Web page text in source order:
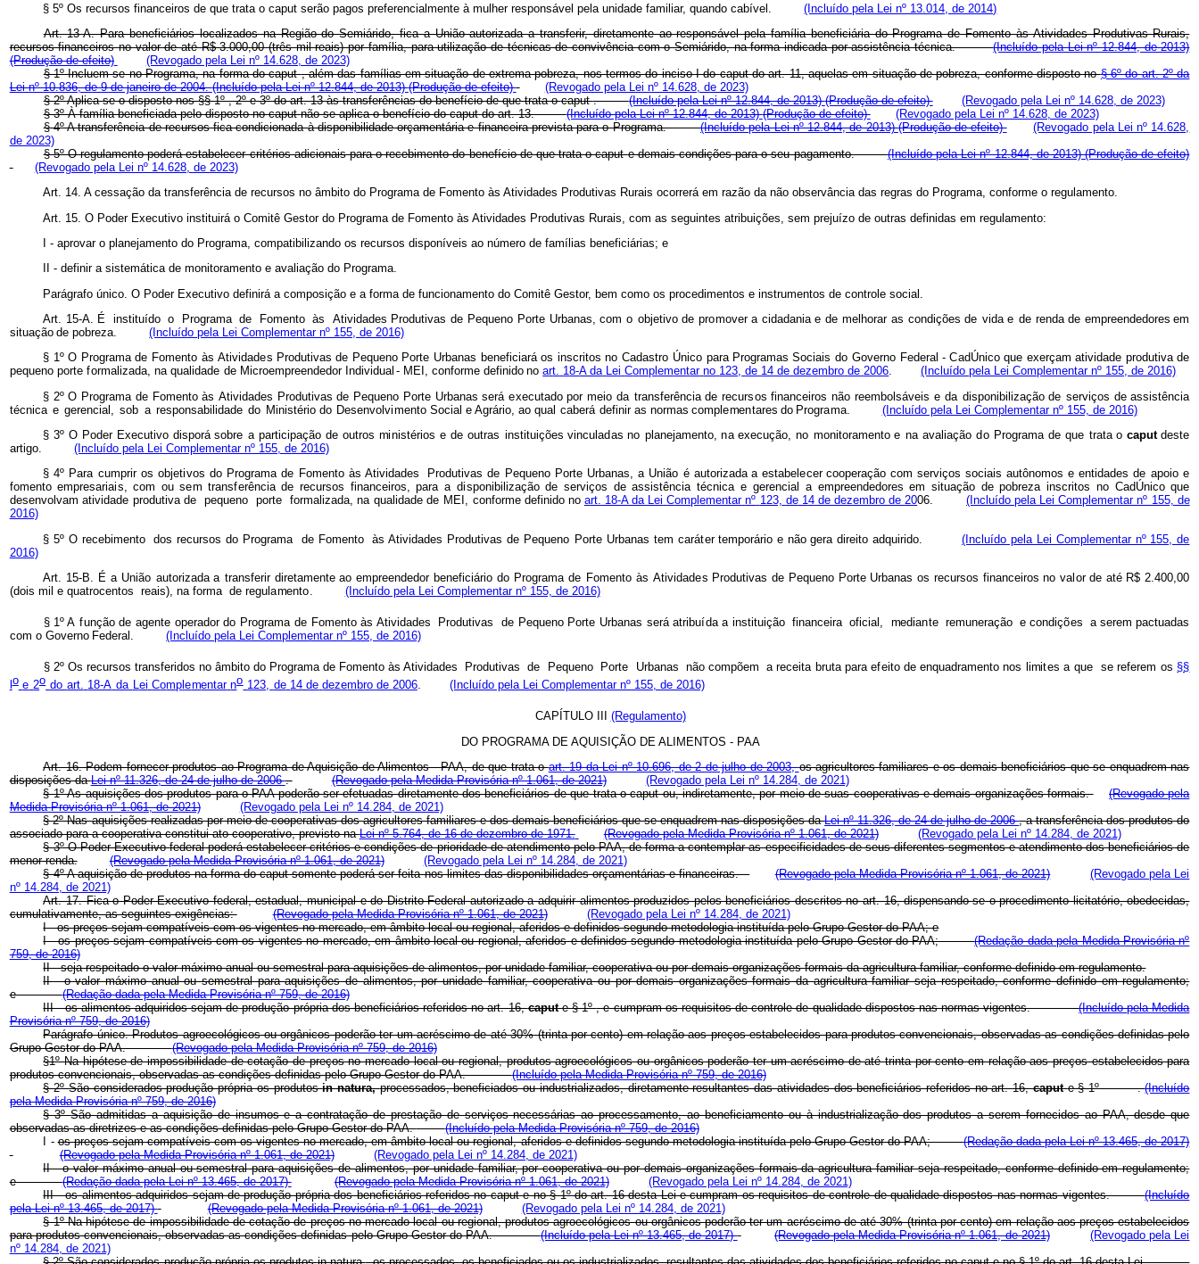
§ 5º Os recursos financeiros de que trata ocaputserão pagos preferencialmente à mulher responsável pela unidade familiar, quando cabível.(Incluído pela Lei nº 13.014, de 2014)
Art. 13-A. Para beneficiários localizados na Região do Semiárido, fica a União autorizada a transferir, diretamente ao responsável pela família beneficiária do Programa de Fomento às Atividades Produtivas Rurais,
recursos financeiros no valor de até R$ 3.000,00 (três mil reais) por família, para utilização de técnicas de convivência com o Semiárido, na forma indicada por assistência técnica.(Incluído pela Lei nº 12.844, de 2013)
(Produção de efeito)
(Revogado pela Lei nº 14.628, de 2023)
§ 1º Incluem-se no Programa, na forma docaput, além das famílias em situação de extrema pobreza, nos termos do inciso I docaputdo art. 11, aquelas em situação de pobreza, conforme disposto no§ 6º do art. 2º da
Lei nº 10.836, de 9 de janeiro de 2004.(Incluído pela Lei nº 12.844, de 2013)(Produção de efeito)
(Revogado pela Lei nº 14.628, de 2023)
§ 2º Aplica-se o disposto nos §§ 1º , 2º e 3º do art. 13 às transferências do benefício de que trata ocaput.(Incluído pela Lei nº 12.844, de 2013)(Produção de efeito)
(Revogado pela Lei nº 14.628, de 2023)
§ 3º À família beneficiada pelo disposto nocaputnão se aplica o benefício docaputdo art. 13.(Incluído pela Lei nº 12.844, de 2013)(Produção de efeito)
(Revogado pela Lei nº 14.628, de 2023)
§ 4º A transferência de recursos fica condicionada à disponibilidade orçamentária e financeira prevista para o Programa.(Incluído pela Lei nº 12.844, de 2013)(Produção de efeito)
(Revogado pela Lei nº 14.628,
de 2023)
§ 5º O regulamento poderá estabelecer critérios adicionais para o recebimento do benefício de que trata ocapute demais condições para o seu pagamento.(Incluído pela Lei nº 12.844, de 2013)(Produção de efeito)
(Revogado pela Lei nº 14.628, de 2023)
Art. 14. A cessação da transferência de recursos no âmbito do Programa de Fomento às Atividades Produtivas Rurais ocorrerá em razão da não observância das regras do Programa, conforme o regulamento.
Art. 15. O Poder Executivo instituirá o Comitê Gestor do Programa de Fomento às Atividades Produtivas Rurais, com as seguintes atribuições, sem prejuízo de outras definidas em regulamento:
I - aprovar o planejamento do Programa, compatibilizando os recursos disponíveis ao número de famílias beneficiárias; e
II - definir a sistemática de monitoramento e avaliação do Programa.
Parágrafo único. O Poder Executivo definirá a composição e a forma de funcionamento do Comitê Gestor, bem como os procedimentos e instrumentos de controle social.
Art. 15-A.
É instituído o Programa de Fomento às Atividades Produtivas de Pequeno Porte Urbanas, com o objetivo de promover a cidadania e de me horar as condições de vida e de renda de empreendedores em
situação de pobreza.
(Incluído pela Lei Complementar nº 155, de 2016)
§ 1º O Programa de Fomento às Atividades Produtivas de Pequeno Porte Urbanas beneficiará os inscritos no Cadastro Único para Programas Sociais do Governo Federal -CadÚnico que exerçam atividade produtiva de
pequeno porte formalizada, na qualidade de Microempreendedor Individual - MEI, conforme definido no art. 18-A da Lei Complementar no 123, de 14 de dezembro de 2006.
(Incluído pela Lei Complementar nº 155, de 2016)
§ 2ºO Programa de Fomento às Atividades Produtivas de Pequeno Porte Urbanas será executadopor meio da transferência de recursos financeiros não reembolsáveis e da disponibilização de serviços de assistência
técnica e gerencial, sob a responsabilidade do Ministério do Desenvolvimento Social e Agrário,ao qual caberá definir as normas complementares do Programa.
(Incluído pela Lei Complementar nº 155, de 2016)
§ 3º O Poder Executivo disporá sobre a participação de outros ministérios e de outras instituições vincu ladas no planejamento,na execução, no monitoramento e na avaliação do Programa de que trata o caput deste
artigo.
(Incluído pela Lei Complementar nº 155, de 2016)
§ 4º Para cumpriros objetivos do Programa de Fomento às Atividades Produtivas de Pequeno Porte Urbanas, a União é autorizada a estabelecer cooperação com serviços sociais autônomos e entidades de apoio e
fomento empresariais, com ou sem transferência de recursos financeiros, para a disponi bi ização de serviços de assistência técnica e gerencial a empreendedoresem situação de pobreza inscritos no CadÚnico que
desenvol vam atividade produtiva de pequeno porte formalizada, na qualidade de MEI, conforme definido no art. 18-Ada Lei Complementar nº 123, de14 de dezembro de 2006.
(Incluído pela Lei Complementar nº 155, de
2016)
§ 5ºO recebimento dos recursosdo Programa de Fomento às Atividades Produtivas de Pequeno Porte Urbanas tem caráter temporário e não gera direito adquirido.
(Incluído pela Lei Complementar nº 155, de
2016)
Art. 15-B.
É a União autorizada a transferir diretamente ao empreendedor beneficiário do Programa de Fomento às Atividades Produtivas de Pequeno Porte Urbanas os recursos financeiros no val or de até R$ 2.400,00
(dois mi e quatrocentos reais), na formade regulamento (Incluído pela Lei Complementar nº 155, de 2016)
§ 1º A função de agente operador do Programa de Fomento às Atividades Produtivas de Pequeno Porte Urbanas será atribuída a instituição financeira oficial, mediante remuneração e condições a serem pactuadas
com o Governo Federal.(Incluído pela Lei Complementar nº 155, de 2016)
§ 2º Os recursos transferidos no âm bito do Programa de Fomento às Atividades Produtivas de Pequeno Porte Urbanas não compõem a receita bruta para efeito de enquadramento nos limites a que se referem os §§
lo e 2o do art. 18-A da Lei Comp lementar no 123, de 14 de dezem bro de 2006. (Incluído pela Lei Complementar nº 155, de 2016)
CAPÍTULO III (Regulamento)
DO PROGRAMA DE AQUISIÇÃO DE ALIMENTOS - PAA
Art. 16. Podem fornecer produtos ao Programa de Aquisição de Alimentos - PAA, de que trata oart. 19 da Lei nº 10.696, de 2 de julho de 2003,os agricultores familiares e os demais beneficiários que se enquadrem nas
disposições daLei nº 11.326, de 24 de julho de 2006. (Revogado pela Medida Provisória nº 1.061, de 2021)
(Revogado pela Lei nº 14.284, de 2021)
§ 1º As aquisições dos produtos para o PAA poderão ser efetuadas diretamente dos beneficiários de que trata o caput ou, indiretamente, por meio de suas cooperativas e demais organizações formais.
(Revogado pela
Medida Provisória nº 1.061, de 2021)
(Revogado pela Lei nº 14.284, de 2021)
§ 2º Nas aquisições realizadas por meio de cooperativas dos agricultores familiares e dos demais beneficiários que se enquadrem nas disposições daLei nº 11.326, de 24 de julho de 2006,a transferência dos produtos do
associado para a cooperativa constitui ato cooperativo, previsto naLei nº 5.764, de 16 de dezembro de 1971. (Revogado pela Medida Provisória nº 1.061, de 2021)
(Revogado pela Lei nº 14.284, de 2021)
§ 3º O Poder Executivo federal poderá estabelecer critérios e condições de prioridade de atendimento pelo PAA, de forma a contemplar as especificidades de seus diferentes segmentos e atendimento dos beneficiários de
menor renda.
(Revogado pela Medida Provisória nº 1.061, de 2021)
(Revogado pela Lei nº 14.284, de 2021)
§ 4º A aquisição de produtos na forma do caput somente poderá ser feita nos limites das disponibilidades orçamentárias e financeiras.
(Revogado pela Medida Provisória nº 1.061, de 2021)
(Revogado pela Lei
nº 14.284, de 2021)
Art. 17. Fica o Poder Executivo federal, estadual, municipal e do Distrito Federal autorizado a adquirir alimentos produzidos pelos beneficiários descritos no art. 16, dispensando-se o procedimento licitatório, obedecidas,
cumulativamente, as seguintes exigências:
(Revogado pela Medida Provisória nº 1.061, de 2021)
(Revogado pela Lei nº 14.284, de 2021)
I - os preços sejam compatíveis com os vigentes no mercado, em âmbito local ou regional, aferidos e definidos segundo metodologia instituída pelo Grupo Gestor do PAA; e
I - os preços sejam compatíveis com os vigentes no mercado, em âmbito local ou regional, aferidos e definidos segundo metodologia instituída pelo Grupo Gestor do PAA;(Redação dada pela Medida Provisória nº
759, de 2016)
II - seja respeitado o valor máximo anual ou semestral para aquisições de alimentos, por unidade familiar, cooperativa ou por demais organizações formais da agricultura familiar, conforme definido em regulamento.
II - o valor máximo anual ou semestral para aquisições de alimentos, por unidade familiar, cooperativa ou por demais organizações formais da agricultura familiar seja respeitado, conforme definido em regulamento;
e(Redação dada pela Medida Provisória nº 759, de 2016)
III - os alimentos adquiridos sejam de produção própria dos beneficiários referidos no art. 16,capute § 1º, e cumpram os requisitos de controle de qualidade dispostos nas normas vigentes.(Incluído pela Medida
Provisória nº 759, de 2016)
Parágrafo único. Produtos agroecológicos ou orgânicos poderão ter um acréscimo de até 30% (trinta por cento) em relação aos preços estabelecidos para produtos convencionais, observadas as condições definidas pelo
Grupo Gestor do PAA.(Revogado pela Medida Provisória nº 759, de 2016)
§1ºNa hipótese de impossibilidade de cotação de preços no mercado local ou regional, produtos agroecológicos ou orgânicos poderão ter um acréscimo de até trinta por cento em relação aos preços estabelecidos para
produtos convencionais, observadas as condições definidas pelo Grupo Gestor do PAA.(Incluído pela Medida Provisória nº 759, de 2016)
§ 2ºSão considerados produção própria os produtosin natura,processados, beneficiados ou industrializados, diretamente resultantes das atividades dos beneficiários referidos no art. 16,capute § 1º .(Incluído
pela Medida Provisória nº 759, de 2016)
§ 3ºSão admitidas a aquisição de insumos e a contratação de prestação de serviços necessárias ao processamento, ao beneficiamento ou à industrialização dos produtos a serem fornecidos ao PAA, desde que
observadas as diretrizes e as condições definidas pelo Grupo Gestor do PAA.
(Incluído pela Medida Provisória nº 759, de 2016)
I -os preços sejam compatíveis com os vigentes no mercado, em âmbito local ou regional, aferidos e definidos segundo metodologia instituída pelo Grupo Gestor do PAA;(Redação dada pela Lei nº 13.465, de 2017)
(Revogado pela Medida Provisória nº 1.061, de 2021)
(Revogado pela Lei nº 14.284, de 2021)
II - o valor máximo anual ou semestral para aquisições de alimentos, por unidade familiar, por cooperativa ou por demais organizações formais da agricultura familiar seja respeitado, conforme definido em regulamento;
e(Redação dada pela Lei nº 13.465, de 2017) (Revogado pela Medida Provisória nº 1.061, de 2021)
(Revogado pela Lei nº 14.284, de 2021)
III - os alimentos adquiridos sejam de produção própria dos beneficiários referidos nocapute no § 1º do art. 16 desta Lei e cumpram os requisitos de controle de qualidade dispostos nas normas vigentes.(Incluído
pela Lei nº 13.465, de 2017)
(Revogado pela Medida Provisória nº 1.061, de 2021)
(Revogado pela Lei nº 14.284, de 2021)
§ 1º Na hipótese de impossibilidade de cotação de preços no mercado local ou regional, produtos agroecológicos ou orgânicos poderão ter um acréscimo de até 30% (trinta por cento) em relação aos preços estabelecidos
para produtos convencionais, observadas as condições definidas pelo Grupo Gestor do PAA.(Incluído pela Lei nº 13.465, de 2017) (Revogado pela Medida Provisória nº 1.061, de 2021)
(Revogado pela Lei
nº 14.284, de 2021)